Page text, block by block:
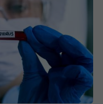
pacienților
cu fierul din sânge